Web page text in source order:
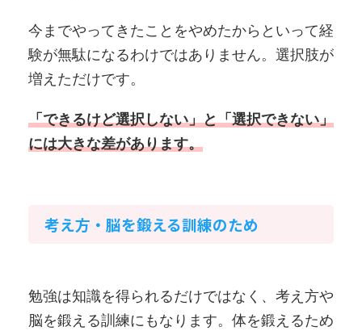
今までやってきたことをやめたからといって経
験が無駄になるわけではありません。選択肢が
増えただけです。
「できるけど選択しない」と「選択できない」
には大きな差があります。
考え方・脳を鍛える訓練のため
勉強は知識を得られるだけではなく、考え方や
脳を鍛える訓練にもなります。体を鍛えるため